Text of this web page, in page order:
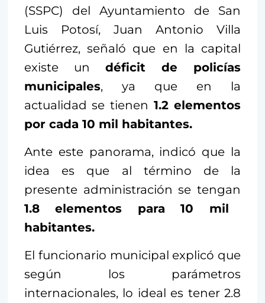
(SSPC) del Ayuntamiento de San
Luis Potosí, Juan Antonio Villa
Gutiérrez, señaló que en la capital
existe un déficit de policías
municipales, ya que en la
actualidad se tienen 1.2 elementos
por cada 10 mil habitantes.
Ante este panorama, indicó que la
idea es que al término de la
presente administración se tengan
1.8 elementos para 10 mil
habitantes.
El funcionario municipal explicó que
según los parámetros
internacionales, lo ideal es tener 2.8